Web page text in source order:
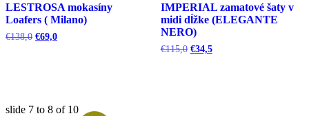
LESTROSA mokasíny
Loafers ( Milano)
€138,0 Pôvodná
€69,0Aktuálna
IMPERIAL zamatové šaty v
midi dĺžke (ELEGANTE
NERO)
€115,0 Pôvodná
€34,5Aktuálna
slide 7 to 8 of 10